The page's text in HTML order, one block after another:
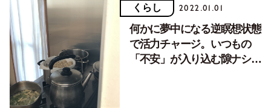
くらし 2022.01.01
何かに夢中になる逆瞑想状態
で活力チャージ。いつもの
「不安」が入り込む隙ナシの